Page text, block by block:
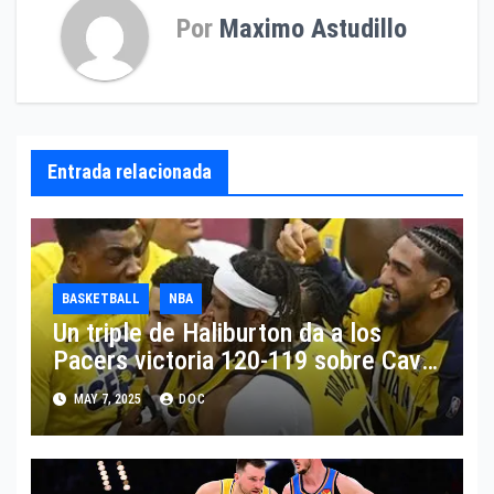
Por Maximo Astudillo
Entrada relacionada
BASKETBALL NBA
Un triple de Haliburton da a los
Pacers victoria 120-119 sobre Cavs
y ventaja 2-0
MAY 7, 2025 DOC